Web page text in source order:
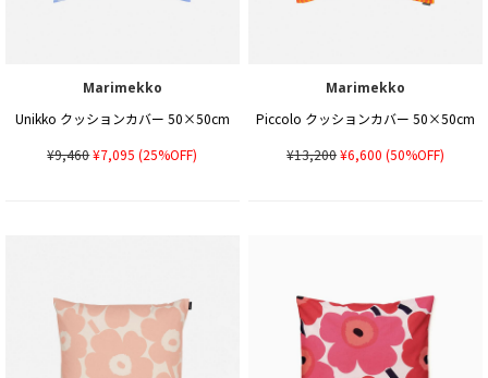
Marimekko
Unikko クッションカバー 50×50cm
¥9,460¥7,095 (25%OFF)
Marimekko
Piccolo クッションカバー 50×50cm
¥13,200¥6,600 (50%OFF)